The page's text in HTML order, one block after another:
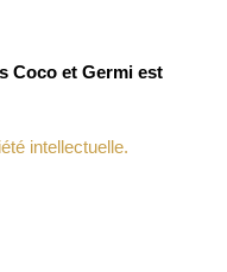
Coco et Germi est
intellectuelle.